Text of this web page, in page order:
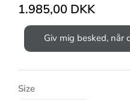
1.985,00 DKK
Giv mig besked, når
Size